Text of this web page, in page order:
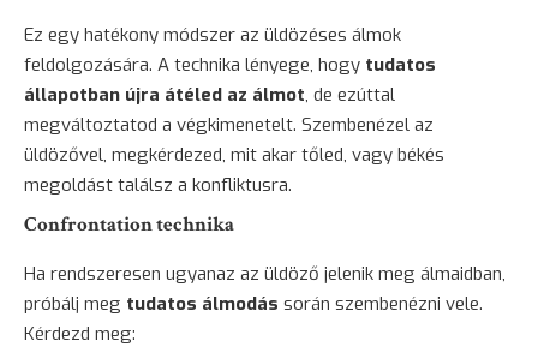
Ez egy hatékony módszer az üldözéses álmok
feldolgozására. A technika lényege, hogy tudatos
állapotban újra átéled az álmot, de ezúttal
megváltoztatod a végkimenetelt. Szembenézel az
üldözővel, megkérdezed, mit akar tőled, vagy békés
megoldást találsz a konfliktusra.
Confrontation technika
Ha rendszeresen ugyanaz az üldöző jelenik meg álmaidban,
próbálj meg tudatos álmodás során szembenézni vele.
Kérdezd meg: